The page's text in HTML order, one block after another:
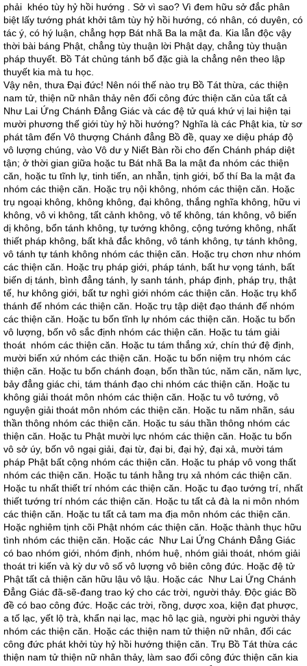
phải khéo tùy hỷ hồi hướng . Sở vì sao? Vì đem hữu sở đắc phân
biệt lấy tướng phát khởi tâm tùy hỷ hồi hướng, có nhân, có duyên, có
tác ý, có hý luận, chẳng hợp Bát nhã Ba la mật đa. Kia lẫn độc vậy
thời bài báng Phật, chẳng tùy thuận lời Phật dạy, chẳng tùy thuận
pháp thuyết. Bồ Tát chủng tánh bổ đặc già la chẳng nên theo lập
thuyết kia mà tu học.
Vậy nên, thưa Ðại đức! Nên nói thế nào trụ Bồ Tát thừa, các thiện
nam tử, thiện nữ nhân thảy nên đối công đức thiện căn của tất cả
Như Lai Ứng Chánh Ðẳng Giác và các đệ tử quá khứ vị lai hiện tại
mười phương thế giới tùy hỷ hồi hướng? Nghĩa là các Phật kia, từ sơ
phát tâm đến Vô thượng Chánh đẳng Bồ đề, quay xe diệu pháp độ
vô lượng chúng, vào Vô dư y Niết Bàn rồi cho đến Chánh pháp diệt
tận; ở thời gian giữa hoặc tu Bát nhã Ba la mật đa nhóm các thiện
căn, hoặc tu tĩnh lự, tinh tiến, an nhẫn, tịnh giới, bố thí Ba la mật đa
nhóm các thiện căn. Hoặc trụ nội không, nhóm các thiện căn. Hoặc
trụ ngoại không, không không, đại không, thắng nghĩa không, hữu vi
không, vô vi không, tất cảnh không, vô tế không, tán không, vô biến
dị không, bổn tánh không, tự tướng không, cộng tướng không, nhất
thiết pháp không, bất khả đắc không, vô tánh không, tự tánh không,
vô tánh tự tánh không nhóm các thiện căn. Hoặc trụ chơn như nhóm
các thiện căn. Hoặc trụ pháp giới, pháp tánh, bất hư vọng tánh, bất
biến dị tánh, bình đẳng tánh, ly sanh tánh, pháp định, pháp trụ, thật
tế, hư không giới, bất tư nghì giới nhóm các thiện căn. Hoặc trụ khổ
thánh đế nhóm các thiện căn. Hoặc trụ tập diệt đạo thánh đế nhóm
các thiện căn. Hoặc tu bốn tĩnh lự nhóm các thiện căn. Hoặc tu bốn
vô lượng, bốn vô sắc định nhóm các thiện căn. Hoặc tu tám giải
thoát nhóm các thiện căn. Hoặc tu tám thắng xứ, chín thứ đệ định,
mười biến xứ nhóm các thiện căn. Hoặc tu bốn niệm trụ nhóm các
thiện căn. Hoặc tu bốn chánh đoạn, bốn thần túc, năm căn, năm lực,
bảy đẳng giác chi, tám thánh đạo chi nhóm các thiện căn. Hoặc tu
không giải thoát môn nhóm các thiện căn. Hoặc tu vô tướng, vô
nguyện giải thoát môn nhóm các thiện căn. Hoặc tu năm nhãn, sáu
thần thông nhóm các thiện căn. Hoặc tu sáu thần thông nhóm các
thiện căn. Hoặc tu Phật mười lực nhóm các thiện căn. Hoặc tu bốn
vô sở úy, bốn vô ngại giải, đại từ, đại bi, đại hỷ, đại xả, mười tám
pháp Phật bất cộng nhóm các thiện căn. Hoặc tu pháp vô vong thất
nhóm các thiện căn. Hoặc tu tánh hằng trụ xả nhóm các thiện căn.
Hoặc tu nhất thiết trí nhóm các thiện căn. Hoặc tu đạo tướng trí, nhất
thiết tướng trí nhóm các thiện căn. Hoặc tu tất cả đà la ni môn nhóm
các thiện căn. Hoặc tu tất cả tam ma địa môn nhóm các thiện căn.
Hoặc nghiêm tịnh cõi Phật nhóm các thiện căn. Hoặc thành thục hữu
tình nhóm các thiện căn. Hoặc các Như Lai Ứng Chánh Ðẳng Giác
có bao nhóm giới, nhóm định, nhóm huệ, nhóm giải thoát, nhóm giải
thoát tri kiến và kỳ dư vô số vô lượng vô biên công đức. Hoặc đệ tử
Phật tất cả thiện căn hữu lậu vô lậu. Hoặc các Như Lai Ứng Chánh
Ðẳng Giác đã-sẽ-đang trao ký cho các trời, người thảy. Ðộc giác Bồ
đề có bao công đức. Hoặc các trời, rồng, dược xoa, kiện đạt phược,
a tố lạc, yết lộ trà, khẩn nại lạc, mạc hô lạc già, người phi người thảy
nhóm các thiện căn. Hoặc các thiện nam tử thiện nữ nhân, đối các
công đức phát khởi tùy hỷ hồi hướng thiện căn. Trụ Bồ Tát thừa các
thiện nam tử thiện nữ nhân thảy, làm sao đối công đức thiện căn kia